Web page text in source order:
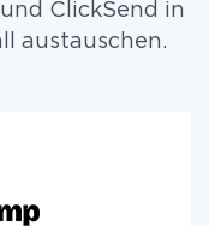
ClickSend in
austauschen.